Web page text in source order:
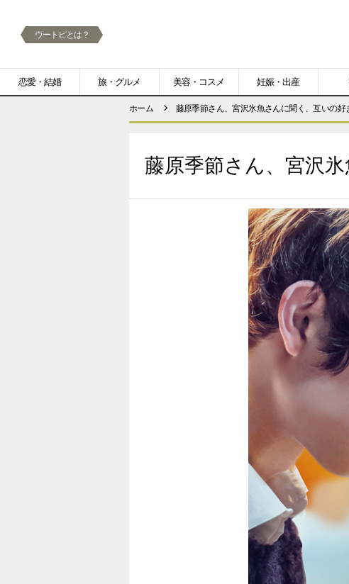
恋愛・結婚 旅・グルメ 美容・コスメ 妊娠・出産
ウートピとは？
ホーム 藤原季節さん、宮沢氷魚さんに聞く、互いの好
藤原季節さん、宮沢